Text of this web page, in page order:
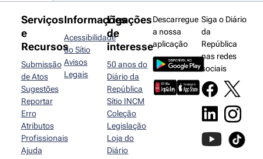
Serviços
e
Recursos
Submissão
de Atos
Sugestões
Reportar
Erro
Atributos
Profissionais
Ajuda
Informações
Acessibilidade
do Sítio
Avisos
Legais
Ligações
de
interesse
50 anos do
Diário da
República
Sítio INCM
Coleção
Legislação
Loja do
Diário
Descarregue
a nossa
aplicação
Siga o Diário
da
República
nas redes
sociais